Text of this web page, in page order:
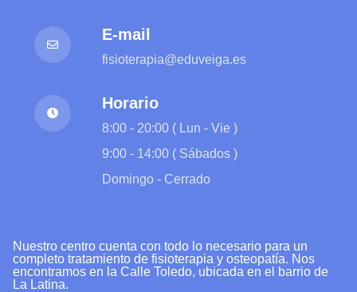
E-mail
fisioterapia@eduveiga.es
Horario
8:00 - 20:00 ( Lun - Vie )
9:00 - 14:00 ( Sábados )
Domingo - Cerrado
Nuestro centro cuenta con todo lo necesario para un
completo tratamiento de fisioterapia y osteopatía. Nos
encontramos en la Calle Toledo, ubicada en el barrio de
La Latina.